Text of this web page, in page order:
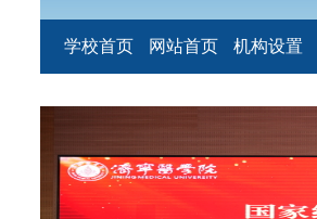
学校首页 网站首页 机构设置